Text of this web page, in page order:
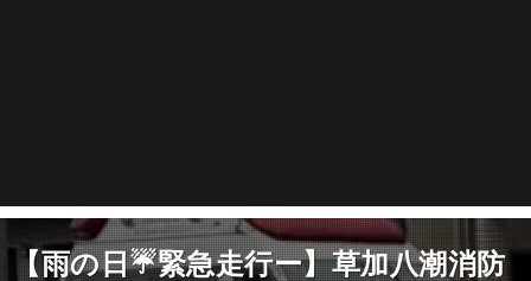
【雨の日☔️緊急走行ー】草加八潮消防